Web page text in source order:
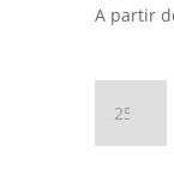
A partir
Bonnet